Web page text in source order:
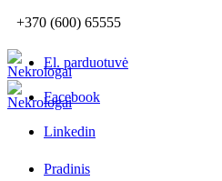
+370 (600) 65555
El. parduotuvė
Facebook
Linkedin
Pradinis